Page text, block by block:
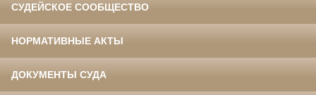
СУДЕЙСКОЕ СООБЩЕСТВО
НОРМАТИВНЫЕ АКТЫ
ДОКУМЕНТЫ СУДА